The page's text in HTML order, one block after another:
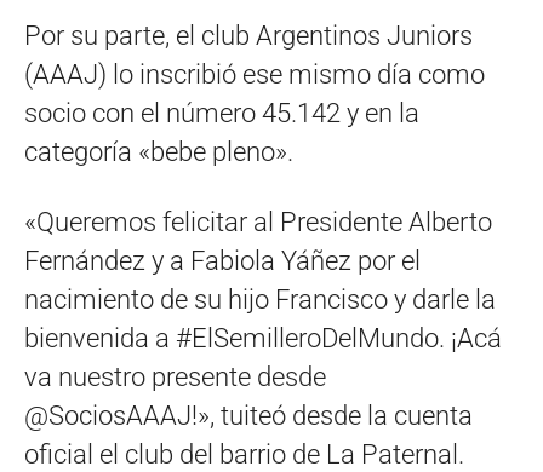
Por su parte, el club Argentinos Juniors
(AAAJ) lo inscribió ese mismo día como
socio con el número 45.142 y en la
categoría «bebe pleno».
«Queremos felicitar al Presidente Alberto
Fernández y a Fabiola Yáñez por el
nacimiento de su hijo Francisco y darle la
bienvenida a #ElSemilleroDelMundo. ¡Acá
va nuestro presente desde
@SociosAAAJ!», tuiteó desde la cuenta
oficial el club del barrio de La Paternal.